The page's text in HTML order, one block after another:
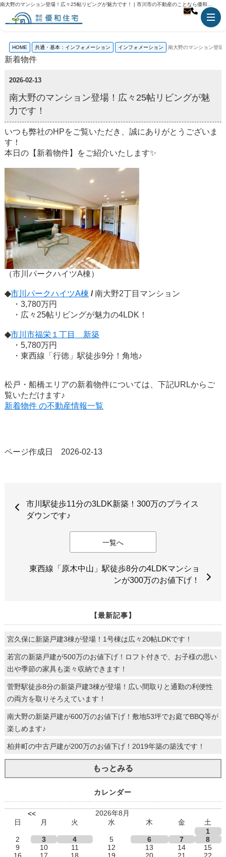
HOME 共通・基本：インフォメーション インフォメーション 南大野のマンション登場
新着物件
2026-02-13
南大野のマンション登場！広々25帖リビングが魅
力です！
いつも弊社のHPをご覧いただき、誠にありがとうございま
す！
本日の【新着物件】をご紹介いたします✨
（市川パークハイツA棟）
◆市川パークハイツA棟 /南大野2丁目マンション
・3,780万円
・広々25帖リビングが魅力の4LDK！
◆市川市福栄１丁目 新築
・5,780万円
・東西線「行徳」駅徒歩9分！角地♪
松戸・船橋エリアの新着物件については、下記URLからご
覧いただけます♪
新着物件 の不動産情報一覧
ページ作成日 2026-02-13
市川駅徒歩11分の3LDK新築！300万のプライス
ダウンです♪
一覧へ
東西線「原木中山」駅徒歩8分の4LDKマンショ
ンが300万のお値下げ！
【最新記事】
宮久保に新築戸建3棟が登場！1号棟は広々20帖LDKです！
若宮の新築戸建が500万のお値下げ！ロフト付きで、お子様の思い
出や季節の家具も楽々収納できます！
菅野駅徒歩8分の新築戸建3棟が登場！広い間取りと通勤の利便性
の両方を取りそろえています！
南大野の新築戸建が600万のお値下げ！敷地53坪でお庭でBBQ等が
楽しめます♪
柏井町の中古戸建が200万のお値下げ！2019年築の築浅です！
もっとみる
カレンダー
<<
2026年8月
日
月 火 水 木 金
土
1
2
3 4 5 6 7
8
9
10 11 12 13 14
15